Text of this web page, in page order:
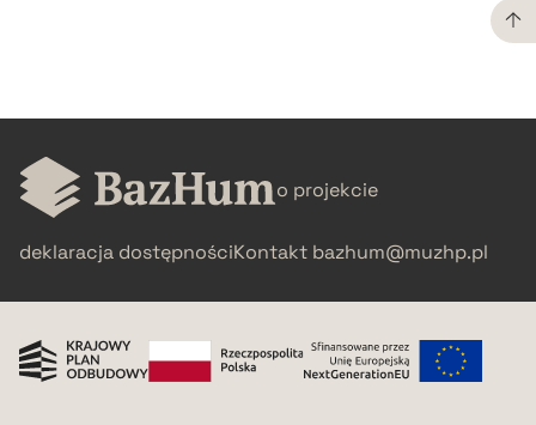
BIBTEX
o projekcie
deklaracja dostępnościKontakt bazhum@muzhp.pl